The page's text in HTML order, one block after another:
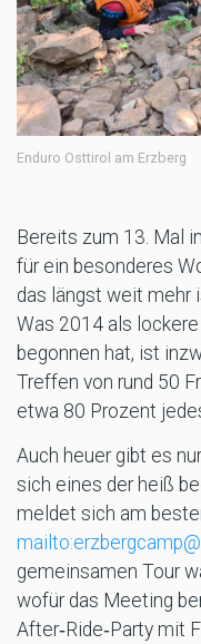
Enduro Osttirol am Erzberg
Bereits zum 13. Mal
für ein besonderes
das längst weit mehr
Was 2014 als
begonnen hat, ist
Treffen von rund 50
etwa 80 Prozent
Auch heuer gibt es
sich eines der heiß
meldet sich am
gemeinsamen Tour
wofür das Meeting
After‑Ride‑Party mit